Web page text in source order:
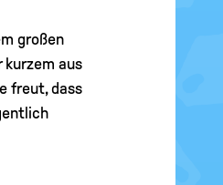
großen
kurzem aus
freut, dass